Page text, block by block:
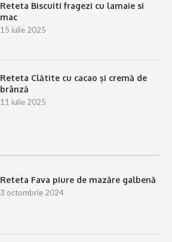
Reteta Biscuiti fragezi cu lamaie si
mac
15 iulie 2025
Reteta Clătite cu cacao și cremă de
brânză
11 iulie 2025
Reteta Fava piure de mazăre galbenă
3 octombrie 2024